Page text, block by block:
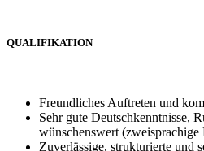
QUALIFIKATION
Freundliches Auftreten und
Sehr gute Deutschkenntnisse,
wünschenswert
Zuverlässige, strukturierte und